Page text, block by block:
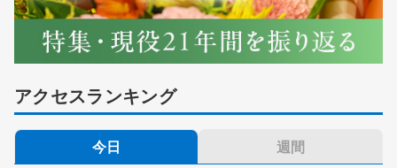
アクセスランキング
今日 週間